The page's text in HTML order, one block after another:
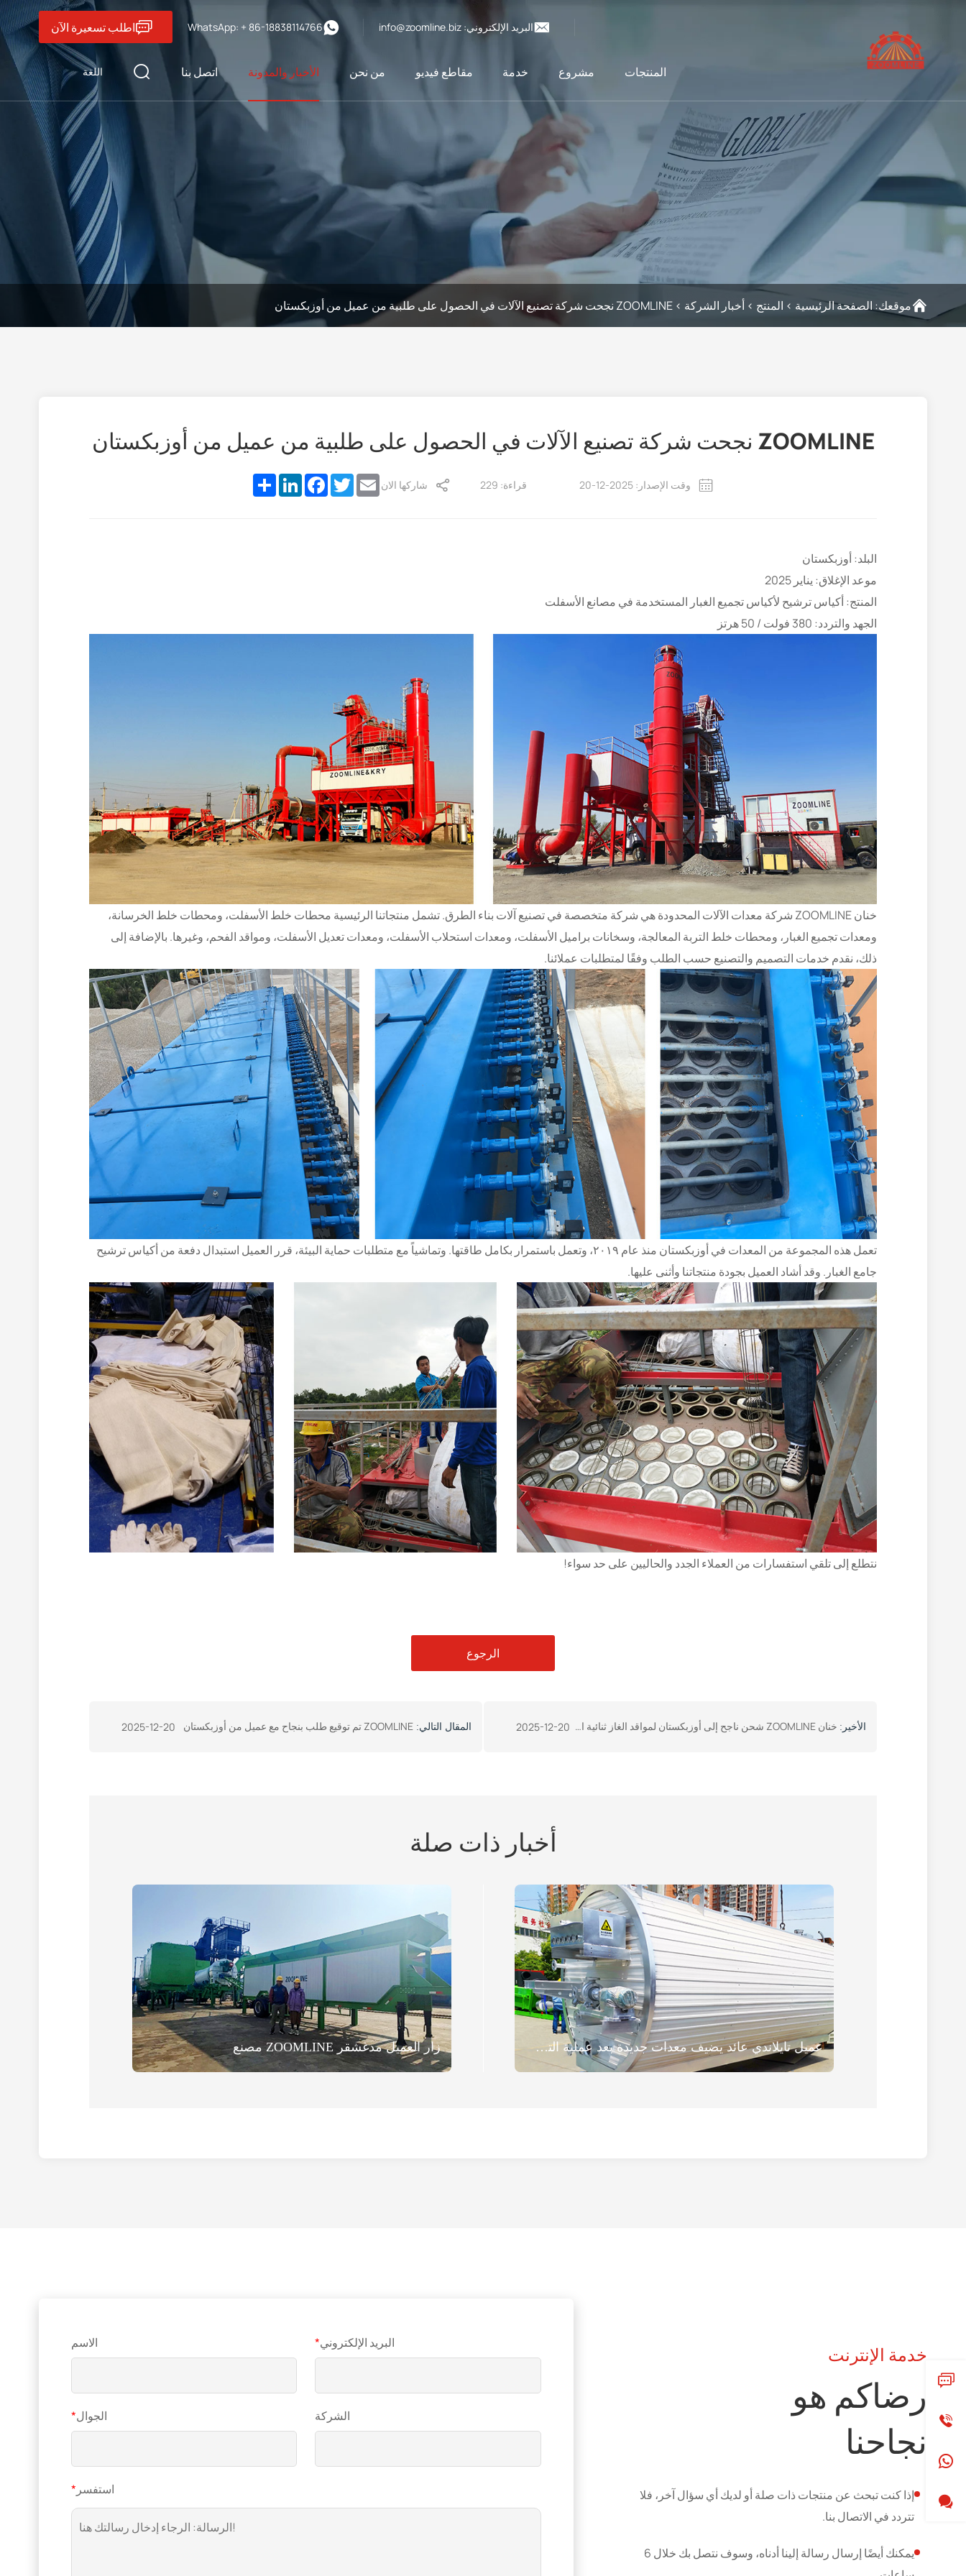
البريد الإلكتروني: info@zoomline.biz
WhatsApp: + 86-18838114766 اطلب تسعيرة الآن
المنتجات مشروع خدمة مقاطع فيديو من نحن الأخبار والمدونة اتصل بنا اللغة
موقعك:الصفحة الرئيسية > المنتج > أخبار الشركة > ZOOMLINE نجحت شركة تصنيع الآلات في الحصول على طلبية من عميل من أوزبكستان
ZOOMLINE نجحت شركة تصنيع الآلات في الحصول على طلبية من عميل من أوزبكستان
وقت الإصدار: 2025-12-20 قراءة: 229 شاركها الان ShareLinkedIn
FacebookTwitterEmail
البلد: أوزبكستان
موعد الإغلاق: يناير 2025
المنتج: أكياس ترشيح لأكياس تجميع الغبار المستخدمة في مصانع الأسفلت
الجهد والتردد: 380 فولت / 50 هرتز
خنان ZOOMLINE شركة معدات الآلات المحدودة هي شركة متخصصة في تصنيع آلات بناء الطرق. تشمل منتجاتنا الرئيسية محطات خلط الأسفلت، ومحطات خلط الخرسانة،
ومعدات تجميع الغبار، ومحطات خلط التربة المعالجة، وسخانات براميل الأسفلت، ومعدات استحلاب الأسفلت، ومعدات تعديل الأسفلت، ومواقد الفحم، وغيرها. بالإضافة إلى
ذلك، نقدم خدمات التصميم والتصنيع حسب الطلب وفقًا لمتطلبات عملائنا.
تعمل هذه المجموعة من المعدات في أوزبكستان منذ عام ٢٠١٩، وتعمل باستمرار بكامل طاقتها. وتماشياً مع متطلبات حماية البيئة، قرر العميل استبدال دفعة من أكياس ترشيح
جامع الغبار. وقد أشاد العميل بجودة منتجاتنا وأثنى عليها.
نتطلع إلى تلقي استفسارات من العملاء الجدد والحاليين على حد سواء!
الرجوع
الأخير: خنان ZOOMLINE شحن ناجح إلى أوزبكستان لمواقد الغاز ثنائية الاستخدام في مصانع الأسفلت 2025-12-20 المقال التالي: ZOOMLINE تم توقيع طلب بنجاح مع عميل من أوزبكستان 2025-12-20
أخبار ذات صلة
عميل تايلاندي عائد يضيف معدات جديدة بعد عملية التحديث، وتم تسليم خزان أسفلت كهربائي التسخين سعة 40 طن بنجاح. زار العميل مدغشقر ZOOMLINE مصنع
خدمة الإنترنت
رضاكم هو
نجاحنا
إذا كنت تبحث عن منتجات ذات صلة أو لديك أي سؤال آخر، فلا
تتردد في الاتصال بنا.
يمكنك أيضًا إرسال رسالة إلينا أدناه، وسوف نتصل بك خلال 6
الاسم *البريد الإلكتروني
*الجوال الشركة
* استفسر